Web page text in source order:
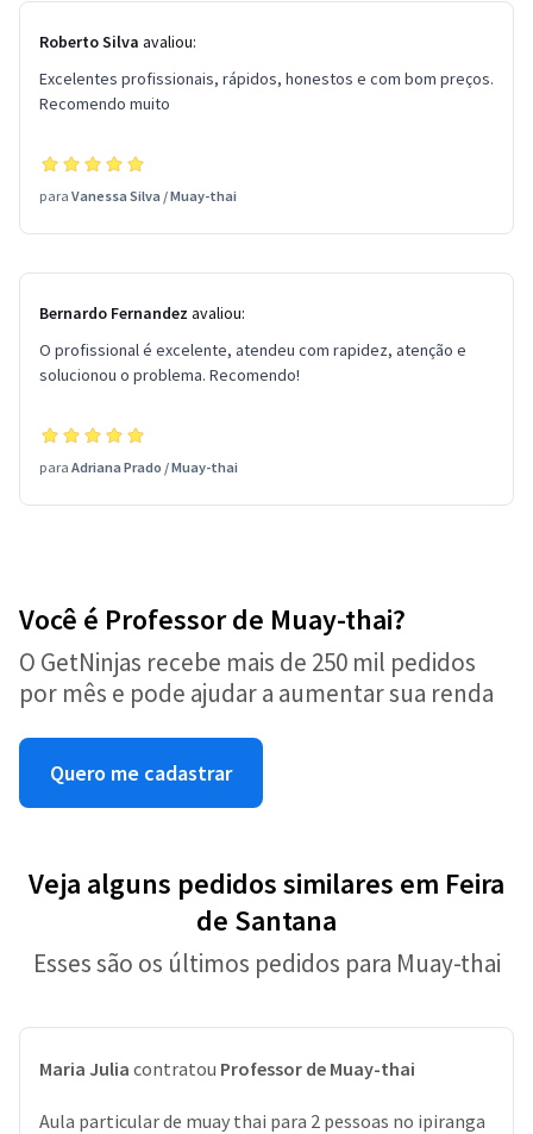
Roberto Silva avaliou:
Excelentes profissionais, rápidos, honestos e com bom preços.
Recomendo muito
para Vanessa Silva /Muay-thai
Bernardo Fernandez avaliou:
O profissional é excelente, atendeu com rapidez, atenção e
solucionou o problema. Recomendo!
para Adriana Prado /Muay-thai
Você é Professor de Muay-thai?
O GetNinjas recebe mais de 250 mil pedidos
por mês e pode ajudar a aumentar sua renda
Quero me cadastrar
Veja alguns pedidos similares em Feira
de Santana
Esses são os últimos pedidos para Muay-thai
Maria Julia contratou Professor de Muay-thai
Aula particular de muay thai para 2 pessoas no ipiranga